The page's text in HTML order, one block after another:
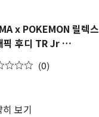
x POKEMON 릴렉스
픽 후디 TR Jr
Graphic Hoodie
(0)
히 보기